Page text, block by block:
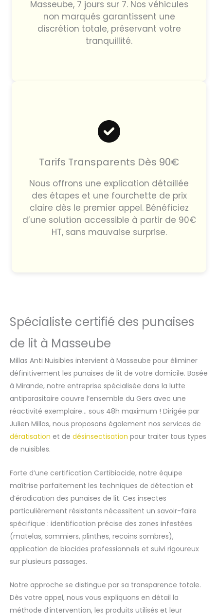
Masseube, 7 jours sur 7. Nos véhicules
non marqués garantissent une
discrétion totale, préservant votre
tranquillité.
Tarifs Transparents Dès 90€
Nous offrons une explication détaillée
des étapes et une fourchette de prix
claire dès le premier appel. Bénéficiez
d’une solution accessible à partir de 90€
HT, sans mauvaise surprise.
Spécialiste certifié des punaises
de lit à Masseube
Millas Anti Nuisibles intervient à Masseube pour éliminer
définitivement les punaises de lit de votre domicile. Basée
à Mirande, notre entreprise spécialisée dans la lutte
antiparasitaire couvre l’ensemble du Gers avec une
réactivité exemplaire… sous 48h maximum ! Dirigée par
Julien Millas, nous proposons également nos services de
dératisation et de désinsectisation pour traiter tous types
de nuisibles.
Forte d’une certification Certibiocide, notre équipe
maîtrise parfaitement les techniques de détection et
d’éradication des punaises de lit. Ces insectes
particulièrement résistants nécessitent un savoir-faire
spécifique : identification précise des zones infestées
(matelas, sommiers, plinthes, recoins sombres),
application de biocides professionnels et suivi rigoureux
sur plusieurs passages.
Notre approche se distingue par sa transparence totale.
Dès votre appel, nous vous expliquons en détail la
méthode d’intervention, les produits utilisés et leur